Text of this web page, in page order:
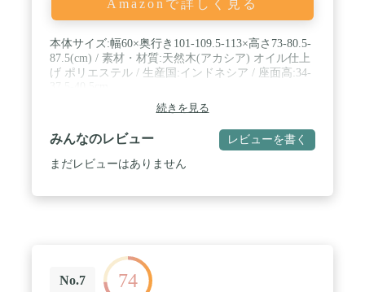
Amazonで詳しく見る
本体サイズ:幅60×奥行き101-109.5-113×高さ73-80.5-
87.5(cm) / 素材・材質:天然木(アカシア) オイル仕上
げ ポリエステル / 生産国:インドネシア / 座面高:34-
続きを見る
みんなのレビュー レビューを書く
まだレビューはありません
No.7 74